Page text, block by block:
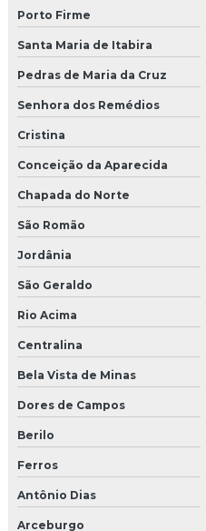
Porto Firme
Santa Maria de Itabira
Pedras de Maria da Cruz
Senhora dos Remédios
Cristina
Conceição da Aparecida
Chapada do Norte
São Romão
Jordânia
São Geraldo
Rio Acima
Centralina
Bela Vista de Minas
Dores de Campos
Berilo
Ferros
Antônio Dias
Arceburgo